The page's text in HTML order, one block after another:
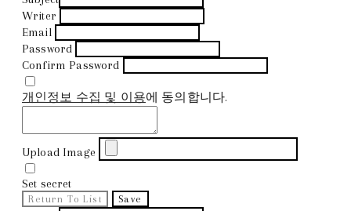
Writer
Email
Password
Confirm Password
개인정보 수집 및 이용에 동의합니다.
Upload Image
Set secret
Return To List Save